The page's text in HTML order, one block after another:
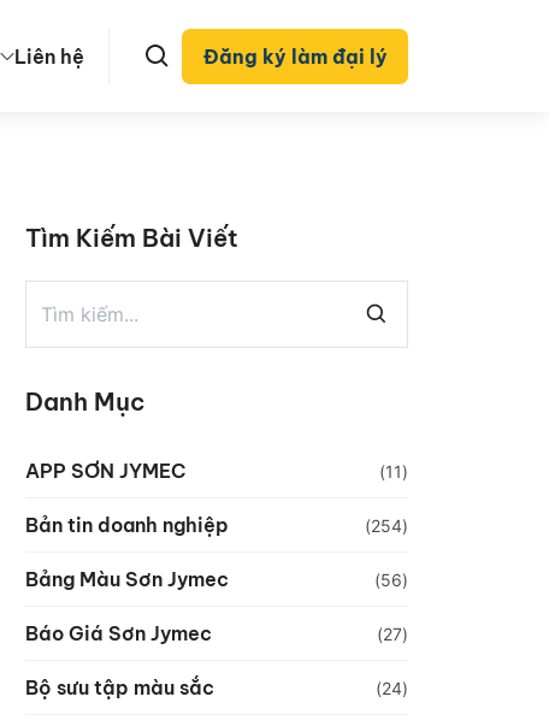
Liên hệ Đăng ký làm đại lý
Tìm Kiếm Bài Viết
Danh Mục
APP SƠN JYMEC (11)
Bản tin doanh nghiệp (254)
Bảng Màu Sơn Jymec (56)
Báo Giá Sơn Jymec (27)
Bộ sưu tập màu sắc (24)